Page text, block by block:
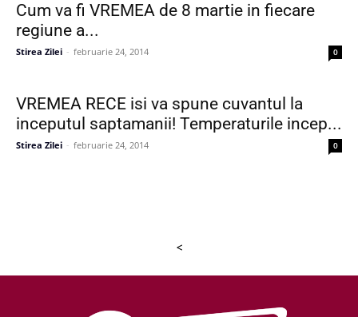
Cum va fi VREMEA de 8 martie in fiecare
regiune a...
Stirea Zilei - februarie 24, 2014 0
VREMEA RECE isi va spune cuvantul la
inceputul saptamanii! Temperaturile incep...
Stirea Zilei - februarie 24, 2014 0
<